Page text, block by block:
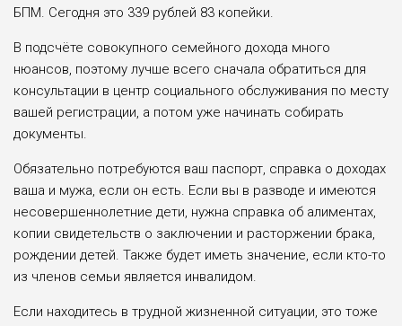
БПМ. Сегодня это 339 рублей 83 копейки.
В подсчёте совокупного семейного дохода много
нюансов, поэтому лучше всего сначала обратиться для
консультации в центр социального обслуживания по месту
вашей регистрации, а потом уже начинать собирать
документы.
Обязательно потребуются ваш паспорт, справка о доходах
ваша и мужа, если он есть. Если вы в разводе и имеются
несовершеннолетние дети, нужна справка об алиментах,
копии свидетельств о заключении и расторжении брака,
рождении детей. Также будет иметь значение, если кто-то
из членов семьи является инвалидом.
Если находитесь в трудной жизненной ситуации, это тоже